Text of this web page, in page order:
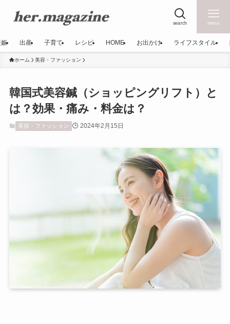
search menu
出産 子育て レシピ HOME お出かけ ライフスタイル
ホーム 美容・ファッション
韓国式美容鍼（ショッピングリフト）と
は？効果・痛み・料金は？
美容・ファッション 2024年2月15日